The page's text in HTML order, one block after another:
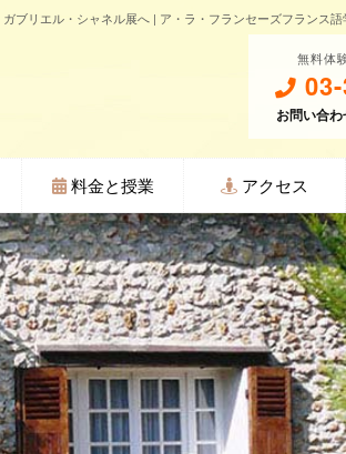
ガブリエル・シャネル展へ | ア・ラ・フランセーズフラン
無料体
お問い合
料金と授業 アクセス